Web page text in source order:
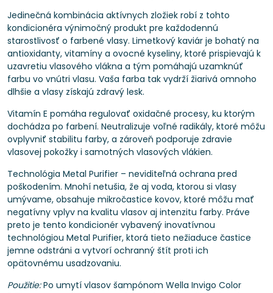
Jedinečná kombinácia aktívnych zložiek robí z tohto
kondicionéra výnimočný produkt pre každodennú
starostlivosť o farbené vlasy. Limetkový kaviár je bohatý na
antioxidanty, vitamíny a ovocné kyseliny, ktoré prispievajú k
uzavretiu vlasového vlákna a tým pomáhajú uzamknúť
farbu vo vnútri vlasu. Vaša farba tak vydrží žiarivá omnoho
dlhšie a vlasy získajú zdravý lesk.
Vitamín E pomáha regulovať oxidačné procesy, ku ktorým
dochádza po farbení. Neutralizuje voľné radikály, ktoré môžu
ovplyvniť stabilitu farby, a zároveň podporuje zdravie
vlasovej pokožky i samotných vlasových vlákien.
Technológia Metal Purifier – neviditeľná ochrana pred
poškodením. Mnohí netušia, že aj voda, ktorou si vlasy
umývame, obsahuje mikročastice kovov, ktoré môžu mať
negatívny vplyv na kvalitu vlasov aj intenzitu farby. Práve
preto je tento kondicionér vybavený inovatívnou
technológiou Metal Purifier, ktorá tieto nežiaduce častice
jemne odstráni a vytvorí ochranný štít proti ich
opätovnému usadzovaniu.
Použitie:Po umytí vlasov šampónom Wella Invigo Color